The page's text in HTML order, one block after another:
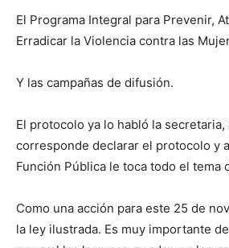
El Programa Integral para Prevenir,
Erradicar la Violencia contra las
Y las campañas de difusión.
El protocolo ya lo habló la secretaria,
corresponde declarar el protocolo y
Función Pública le toca todo el tema
Como una acción para este 25 de
la ley ilustrada. Es muy importante